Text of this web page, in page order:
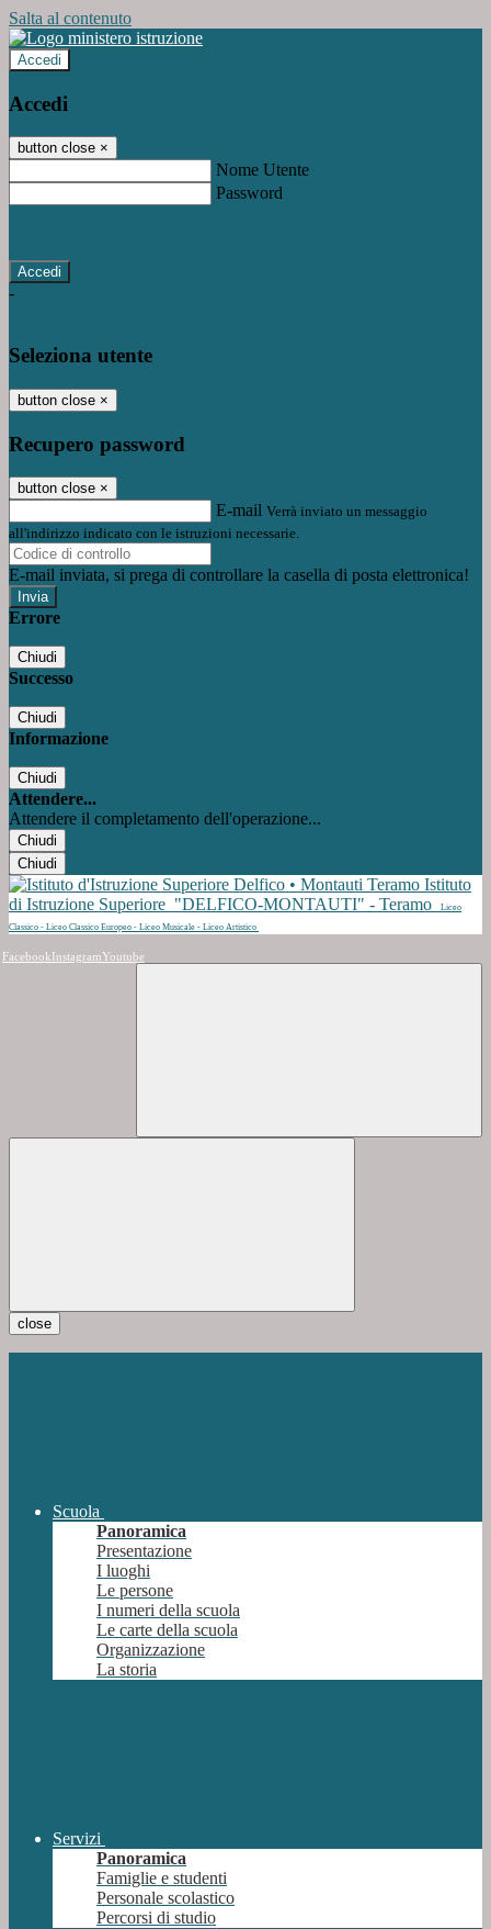
Salta al contenuto
Accedi
Accedi
button close ×
Nome Utente
Password
-
Seleziona utente
button close ×
Recupero password
button close ×
E-mail Verrà inviato un messaggio
all'indirizzo indicato con le istruzioni necessarie.
E-mail inviata, si prega di controllare la casella di posta elettronica!
Errore
Chiudi
Successo
Chiudi
Informazione
Chiudi
Attendere...
Attendere il completamento dell'operazione...
Chiudi
Chiudi
Istituto
di Istruzione Superiore "DELFICO-MONTAUTI" - Teramo
Liceo
Classico - Liceo Classico Europeo - Liceo Musicale - Liceo Artistico
Facebook InstagramYoutube
close
Scuola
Panoramica
Presentazione
I luoghi
Le persone
I numeri della scuola
Le carte della scuola
Organizzazione
La storia
Servizi
Panoramica
Famiglie e studenti
Personale scolastico
Percorsi di studio